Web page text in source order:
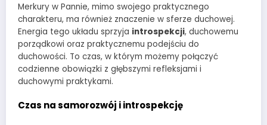
Merkury w Pannie, mimo swojego praktycznego
charakteru, ma również znaczenie w sferze duchowej.
Energia tego układu sprzyja introspekcji, duchowemu
porządkowi oraz praktycznemu podejściu do
duchowości. To czas, w którym możemy połączyć
codzienne obowiązki z głębszymi refleksjami i
duchowymi praktykami.
Czas na samorozwój i introspekcję